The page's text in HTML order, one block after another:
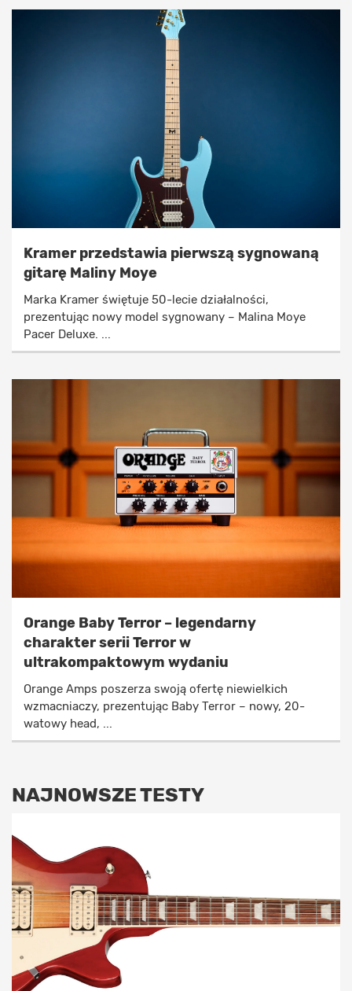
Kramer przedstawia pierwszą sygnowaną
gitarę Maliny Moye
Marka Kramer świętuje 50-lecie działalności,
prezentując nowy model sygnowany – Malina Moye
Pacer Deluxe. ...
Orange Baby Terror – legendarny
charakter serii Terror w
ultrakompaktowym wydaniu
Orange Amps poszerza swoją ofertę niewielkich
wzmacniaczy, prezentując Baby Terror – nowy, 20-
watowy head, ...
NAJNOWSZE TESTY